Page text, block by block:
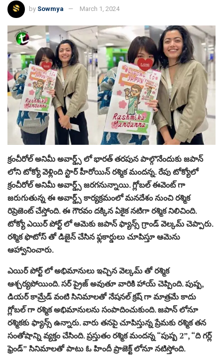
by Sowmya March 1, 2024
క్రంచీరోల్ అనిమీ అవార్డ్స్ లో భారత్ తరపున పాల్గొనేందుకు జపాన్
లోని టోక్యో వెళ్లింది స్టార్ హీరోయిన్ రశ్మిక మందన్న. రేపు టోక్యోలో
క్రంచీరోల్ అనిమీ అవార్డ్స్ జరగనున్నాయి. గ్లోబల్ ఈవెంట్ గా
జరుగుతున్న ఈ అవార్డ్స్ కార్యక్రమంలో మనదేశం నుంచి రశ్మిక
రిప్రెజెంట్ చేస్తోంది. ఈ గౌరవం దక్కిన ఏకైక నటిగా రశ్మిక నిలిచింది.
టోక్యో ఎయిర్ పోర్ట్ లో ఆమెకు జపాన్ ఫ్యాన్స్ గ్రాండ్ వెల్కమ్ చెప్పారు.
రశ్మిక ఫొటోస్ తో డిజైన్ చేసిన ఫ్లకార్డులు చూపిస్తూ ఆమెను
ఆహ్వానించారు.
ఎయిర్ పోర్ట్ లో అభిమానులు ఇచ్చిన వెల్కమ్ తో రశ్మిక
ఆశ్చర్యపోయింది. సర్ ప్రైజ్ అవుతూ వారికి హాయ్ చెప్పింది. పుష్ప,
డియర్ కామ్రేడ్ వంటి సినిమాలతో నేషనల్ క్రష్ గా మాత్రమే కాదు
గ్లోబల్ గా రశ్మిక అభిమానులను సంపాదించుకుంది. జపాన్ లోనూ
రశ్మికకు ఫ్యాన్స్ ఉన్నారు. వారు తనపై చూపిస్తున్న ప్రేమకు రశ్మిక తన
సంతోషాన్ని వ్యక్తం చేసింది. ప్రస్తుతం రశ్మిక మందన్న “పుష్ప 2”, “ది గర్ల్
ఫ్రెండ్” సినిమాలతో పాటు ఓ హిందీ ప్రాజెక్ట్ లోనూ నటిస్తోంది.